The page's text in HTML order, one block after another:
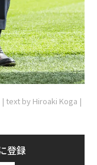
text by Hiroaki Koga |
登録